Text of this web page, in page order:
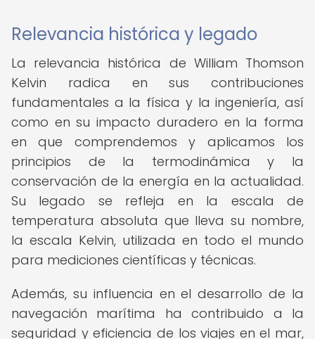
Relevancia histórica y legado
La relevancia histórica de William Thomson
Kelvin radica en sus contribuciones
fundamentales a la física y la ingeniería, así
como en su impacto duradero en la forma
en que comprendemos y aplicamos los
principios de la termodinámica y la
conservación de la energía en la actualidad.
Su legado se refleja en la escala de
temperatura absoluta que lleva su nombre,
la escala Kelvin, utilizada en todo el mundo
para mediciones científicas y técnicas.
Además, su influencia en el desarrollo de la
navegación marítima ha contribuido a la
seguridad y eficiencia de los viajes en el mar,